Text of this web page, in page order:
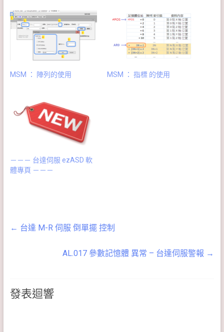
MSM ： 陣列的使用 MSM ： 指標 的使用
－－－ 台達伺服 ezASD 軟
體專頁 －－－
← 台達 M-R 伺服 倒單擺 控制
AL.017 參數記憶體 異常 – 台達伺服警報 →
發表迴響